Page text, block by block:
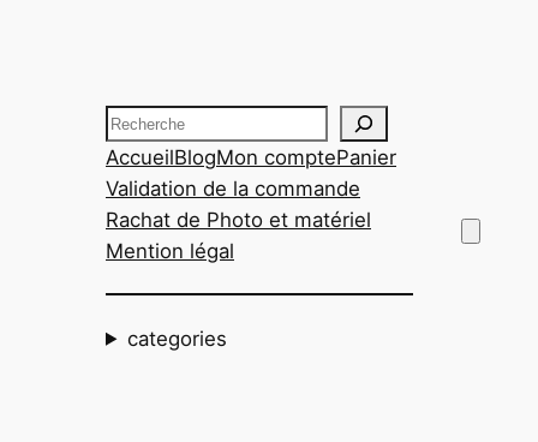
Recherche
AccueilBlogMon comptePanier
Validation de la commande
Rachat de Photo et matériel
Mention légal
categories